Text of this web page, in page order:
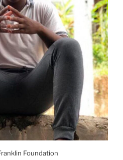
Foundation